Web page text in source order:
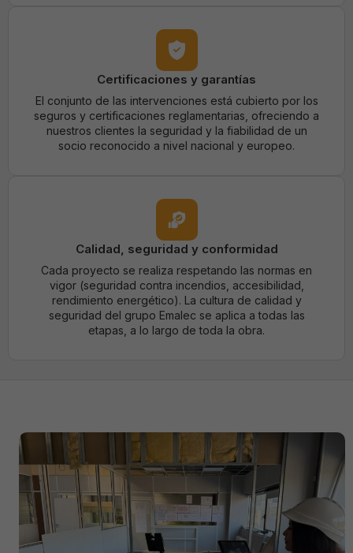
Certificaciones y garantías
El conjunto de las intervenciones está cubierto por los
seguros y certificaciones reglamentarias, ofreciendo a
nuestros clientes la seguridad y la fiabilidad de un
socio reconocido a nivel nacional y europeo.
Calidad, seguridad y conformidad
Cada proyecto se realiza respetando las normas en
vigor (seguridad contra incendios, accesibilidad,
rendimiento energético). La cultura de calidad y
seguridad del grupo Emalec se aplica a todas las
etapas, a lo largo de toda la obra.
Strictement
nécessaires
Ces cookies
ne sont pas